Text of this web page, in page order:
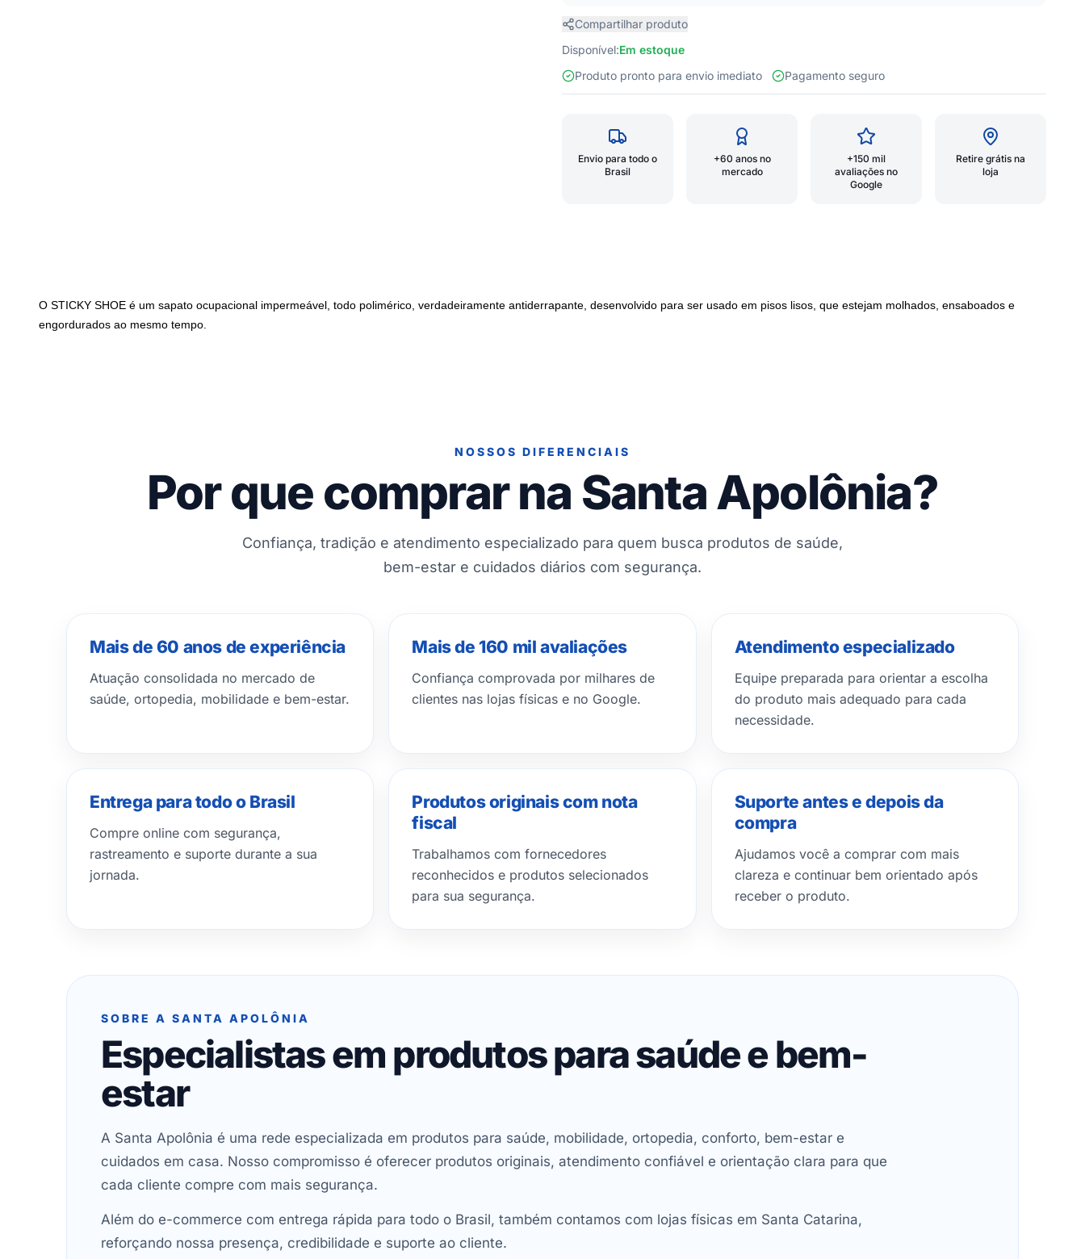
Compartilhar produto
Disponível:Em estoque
Produto pronto para envio imediato
Pagamento seguro
Envio para todo o
Brasil
+60 anos no
mercado
+150 mil
avaliações no
Google
Retire grátis na
loja
O STICKY SHOE é um sapato ocupacional impermeável, todo polimérico, verdadeiramente antiderrapante, desenvolvido para ser usado em pisos lisos, que estejam molhados, ensaboados e
engordurados ao mesmo tempo.
NOSSOS DIFERENCIAIS
Por que comprar na Santa Apolônia?
Confiança, tradição e atendimento especializado para quem busca produtos de saúde,
bem-estar e cuidados diários com segurança.
Mais de 60 anos de experiência
Atuação consolidada no mercado de
saúde, ortopedia, mobilidade e bem-estar.
Mais de 160 mil avaliações
Confiança comprovada por milhares de
clientes nas lojas físicas e no Google.
Atendimento especializado
Equipe preparada para orientar a escolha
do produto mais adequado para cada
necessidade.
Entrega para todo o Brasil
Compre online com segurança,
rastreamento e suporte durante a sua
jornada.
Produtos originais com nota
fiscal
Trabalhamos com fornecedores
reconhecidos e produtos selecionados
para sua segurança.
Suporte antes e depois da
compra
Ajudamos você a comprar com mais
clareza e continuar bem orientado após
receber o produto.
SOBRE A SANTA APOLÔNIA
Especialistas em produtos para saúde e bem-
estar
A Santa Apolônia é uma rede especializada em produtos para saúde, mobilidade, ortopedia, conforto, bem-estar e
cuidados em casa. Nosso compromisso é oferecer produtos originais, atendimento confiável e orientação clara para que
cada cliente compre com mais segurança.
Além do e-commerce com entrega rápida para todo o Brasil, também contamos com lojas físicas em Santa Catarina,
reforçando nossa presença, credibilidade e suporte ao cliente.